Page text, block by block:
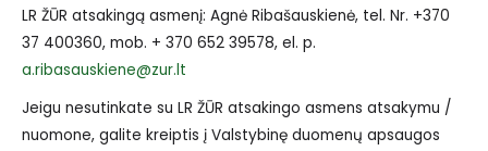
LR ŽŪR atsakingą asmenį: Agnė Ribašauskienė, tel. Nr. +370
37 400360, mob. + 370 652 39578, el. p.
a.ribasauskiene@zur.lt
Jeigu nesutinkate su LR ŽŪR atsakingo asmens atsakymu /
nuomone, galite kreiptis į Valstybinę duomenų apsaugos